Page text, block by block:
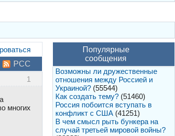
РСС
1
многих
Популярные
сообщения
Возможны ли дружественные
отношения между Россией и
Украиной? (55544)
Как создать тему? (51460)
Россия побоится вступать в
конфликт с США (41251)
В чем смысл рыть бункера на
случай третьей мировой войны?